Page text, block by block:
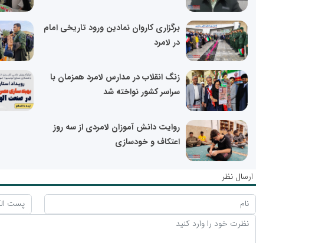
برگزاری کاروان نمادین ورود تاریخی امام
در لامرد
زنگ انقلاب در مدارس لامرد همزمان با
سراسر کشور نواخته شد
روایت دانش آموزان لامردی از سه روز
اعتکاف و خودسازی
ارسال نظر